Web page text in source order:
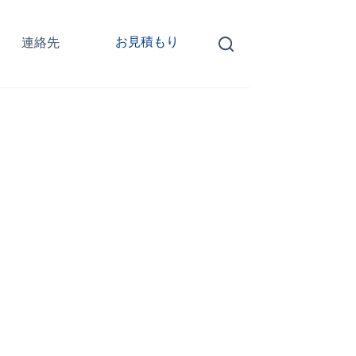
連絡先 お見積もり